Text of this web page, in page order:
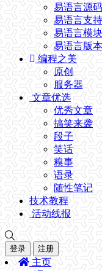
易语言源码
易语言支
易语言模块
易语言版本
编程之美
原创
服务器
文章优选
优秀文章
搞笑来袭
段子
笑话
糗事
语录
随性笔记
技术教程
活动线报
登录 注册
主页